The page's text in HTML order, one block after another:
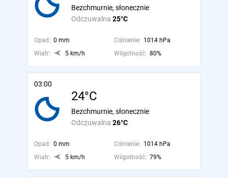
Odczuwalna 25°C
Bezchmurnie, słonecznie
Opad: 0 mm Ciśnienie: 1014 hPa
Wiatr:
5 km/h Wilgotność: 80%
03:00
24°C
Odczuwalna 26°C
Bezchmurnie, słonecznie
Opad: 0 mm Ciśnienie: 1014 hPa
Wiatr:
5 km/h Wilgotność: 79%